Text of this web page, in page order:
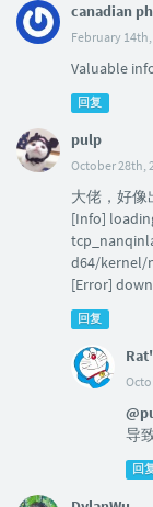
canadian
February 14th,
Valuable
回复
pulp
October 28th,
大佬，好
[Info]
d64/kernel/
[Error]
回复
导
回